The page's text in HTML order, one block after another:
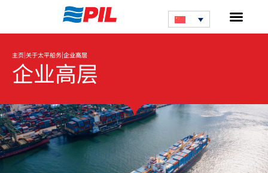
主页|关于太平船务|企业高层
企业高层